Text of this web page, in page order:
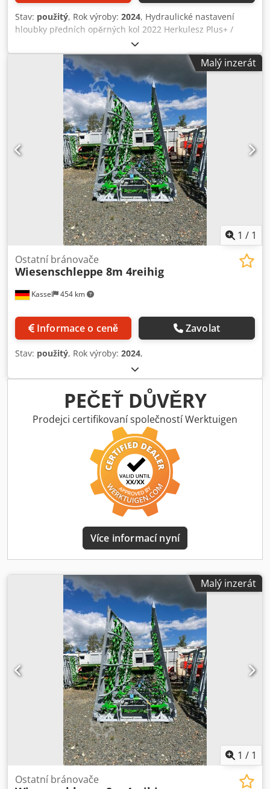
Stav: použitý, Rok výroby: 2024, Hydraulické nastavení
hloubky předních opěrných kol 2022 Herkulesz Plus+ /
Dvojitě odpružený radličkový set HM- husí noha, dvojitý
drtící válec Ø 450 mm / Ø35 samostatný nivelátor /
následný zavlačovač, dvojitý drtící válec, osvětlení /
Dwsdpfx Aot Dxnlopqja
Malý inzerát
1 / 1
Kassel 454 km
Ostatní bránovače
Wiesenschleppe 8m 4reihig
Informace o ceně Zavolat
Stav: použitý, Rok výroby: 2024,
PEČEŤ DŮVĚRY
Prodejci certifikovaní společností Werktuigen
Více informací nyní
Malý inzerát
1 / 1
Ostatní bránovače